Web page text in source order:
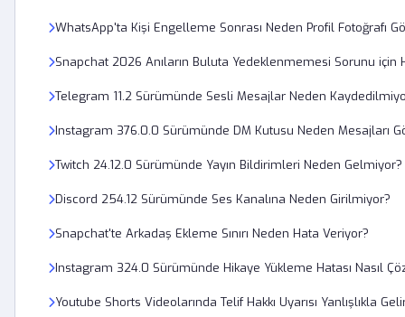
WhatsApp'ta Kişi Engelleme Sonrası Neden Profil Fotoğrafı
Snapchat 2026 Anıların Buluta Yedeklenmemesi Sorunu için
Telegram 11.2 Sürümünde Sesli Mesajlar Neden
Instagram 376.0.0 Sürümünde DM Kutusu Neden Mesajları
Twitch 24.12.0 Sürümünde Yayın Bildirimleri Neden Gelmiyor?
Discord 254.12 Sürümünde Ses Kanalına Neden Girilmiyor?
Snapchat'te Arkadaş Ekleme Sınırı Neden Hata Veriyor?
Instagram 324.0 Sürümünde Hikaye Yükleme Hatası Nasıl
Youtube Shorts Videolarında Telif Hakkı Uyarısı Yanlışlıkla